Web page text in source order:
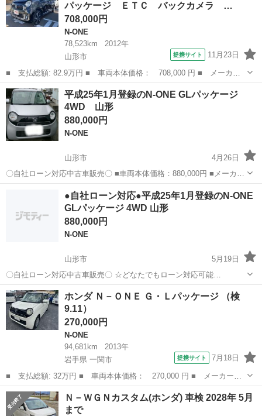
ートキー アイド...パッケージ ＥＴＣ バックカメラ …
708,000円
N-ONE
78,523km
2012年
山形市
提携サイト 11月23日
■ 支払総額: 82.9万円 ■ 車両本体価格： 708,000 円 ■ メーカー
名： ホンダ ■ 車種名： Ｎ－ＯＮＥ ■ グレード名： プレミア
ム ツアラー・Ｌパッケージ ＥＴＣ バックカメラ オートクルー
ズコントロー...
山形 山形市 N-ONE
平成25年1月登録のN-ONE GLパッケージ
4WD 山形
880,000円
N-ONE
山形市
4月26日
〇自社ローン対応中古車販売〇 ■車両本体価格：880,000円 ■メーカー
名：ホンダ ■車種名：N-ONE GLパッケージ ■排気量：660cc ■年式：
H25年 ■走行距離：41,156km ■色名：シル...
N-ONE 車両
●自社ローン対応●平成25年1月登録のN-ONE
GLパッケージ 4WD 山形
880,000円
N-ONE
山形市
5月19日
〇自社ローン対応中古車販売〇 ☆どなたでもローン対応可能
☆ １、勤続年数の短い方や自営業の方 ２、パートを
される主婦の方や派遣社員の方 ３、自己破産等をされた方やローンが
組めない方 ４、他社様で...
山形 山形市 N-ONE
ホンダ Ｎ－ＯＮＥ Ｇ・Ｌパッケージ （検
9.11）
270,000円
N-ONE
94,681km
2013年
岩手県 一関市
提携サイト 7月18日
■ 支払総額: 32万円 ■ 車両本体価格： 270,000 円 ■ メーカー
名： ホンダ ■ 車種名： Ｎ－ＯＮＥ ■ グレード名： Ｇ・Ｌパ
ッケージ ■ 排気量： 660cc ■ ドア枚数： 5D ■ ミッション：
C...
岩手 一関市
Ｎ－ＷＧＮカスタム(ホンダ) 車検 2028年 5月
まで